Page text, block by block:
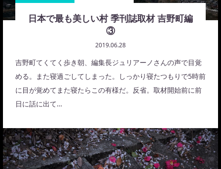
日本で最も美しい村 季刊誌取材 吉野町編
③
2019.06.28
吉野町てくてく歩き朝、編集長ジュリアーノさんの声で目覚
める。また寝過ごしてしまった。しっかり寝たつもりで5時前
に目が覚めてまた寝たらこの有様だ。反省。取材開始前に前
日に話に出て…